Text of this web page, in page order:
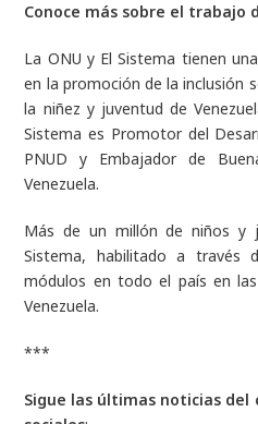
Conoce más sobre el trabajo
La ONU y El Sistema tienen
en la promoción de la inclusión
la niñez y juventud de
Sistema es Promotor del
PNUD y Embajador de
Venezuela.
Más de un millón de niños y
Sistema, habilitado a través
módulos en todo el país en
Venezuela.
***
Sigue las últimas noticias del